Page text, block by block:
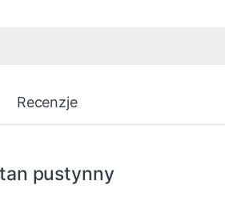
Recenzje
pustynny